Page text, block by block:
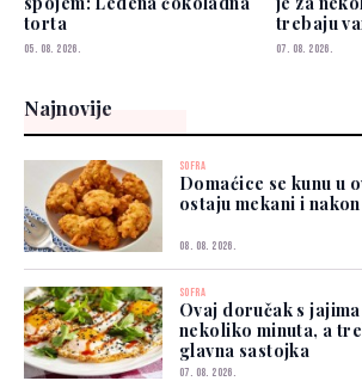
torta
05. 08. 2026.
trebaju
sastojka
07. 08. 2026.
Najnovije
SOFRA
Domaćice se kunu u
ostaju mekani i
08. 08. 2026.
SOFRA
Ovaj doručak s
nekoliko minuta, a
glavna sastojka
07. 08. 2026.